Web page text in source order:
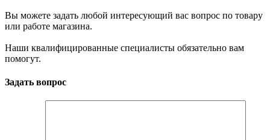
Вы можете задать любой интересующий вас вопрос по товару
или работе магазина.
Наши квалифицированные специалисты обязательно вам
помогут.
Задать вопрос